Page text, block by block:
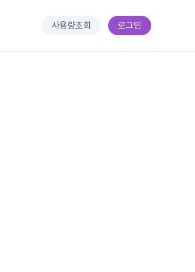
사용량조회 로그인